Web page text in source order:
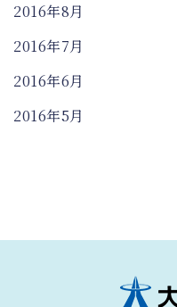
2016年8月
2016年7月
2016年6月
2016年5月